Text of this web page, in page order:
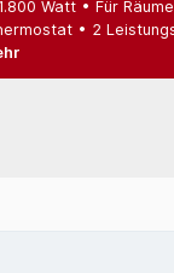
Watt • Für
• 2